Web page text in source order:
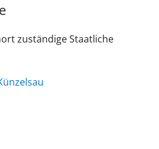
zuständige Staatliche